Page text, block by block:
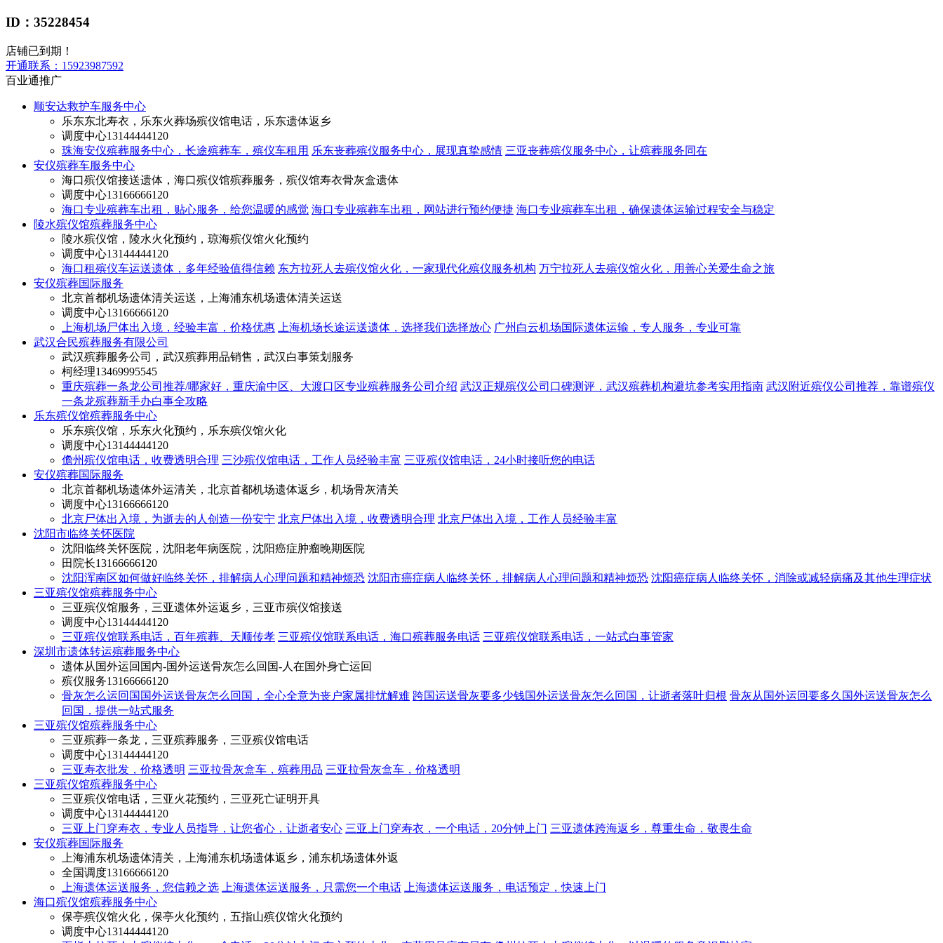
ID：35228454
店铺已到期！
开通联系： 15923987592
百业通推广
顺安达救护车服务中心
乐东东北寿衣，乐东火葬场殡仪馆电话，乐东遗体返乡
调度中心13144444120
珠海安仪殡葬服务中心，长途殡葬车，殡仪车租用 乐东丧葬殡仪服务中心，展现真挚感情 三亚丧葬殡仪服务中心，让殡葬服务同在
安仪殡葬车服务中心
海口殡仪馆接送遗体，海口殡仪馆殡葬服务，殡仪馆寿衣骨灰盒遗体
调度中心13166666120
海口专业殡葬车出租，贴心服务，给您温暖的感觉 海口专业殡葬车出租，网站进行预约便捷 海口专业殡葬车出租，确保遗体运输过程安全与稳定
陵水殡仪馆殡葬服务中心
陵水殡仪馆，陵水火化预约，琼海殡仪馆火化预约
调度中心13144444120
海口租殡仪车运送遗体，多年经验值得信赖 东方拉死人去殡仪馆火化，一家现代化殡仪服务机构 万宁拉死人去殡仪馆火化，用善心关爱生命之旅
安仪殡葬国际服务
北京首都机场遗体清关运送，上海浦东机场遗体清关运送
调度中心13166666120
上海机场尸体出入境，经验丰富，价格优惠 上海机场长途运送遗体，选择我们选择放心 广州白云机场国际遗体运输，专人服务，专业可靠
武汉合民殡葬服务有限公司
武汉殡葬服务公司，武汉殡葬用品销售，武汉白事策划服务
柯经理13469995545
重庆殡葬一条龙公司推荐/哪家好，重庆渝中区、大渡口区专业殡葬服务公司介绍 武汉正规殡仪公司口碑测评，武汉殡葬机构避坑参考实用指南 武汉附近殡仪公司推荐，靠谱殡仪
一条龙殡葬新手办白事全攻略
乐东殡仪馆殡葬服务中心
乐东殡仪馆，乐东火化预约，乐东殡仪馆火化
调度中心13144444120
儋州殡仪馆电话，收费透明合理 三沙殡仪馆电话，工作人员经验丰富 三亚殡仪馆电话，24小时接听您的电话
安仪殡葬国际服务
北京首都机场遗体外运清关，北京首都机场遗体返乡，机场骨灰清关
调度中心13166666120
北京尸体出入境，为逝去的人创造一份安宁 北京尸体出入境，收费透明合理 北京尸体出入境，工作人员经验丰富
沈阳市临终关怀医院
沈阳临终关怀医院，沈阳老年病医院，沈阳癌症肿瘤晚期医院
田院长13166666120
沈阳浑南区如何做好临终关怀，排解病人心理问题和精神烦恐 沈阳市癌症病人临终关怀，排解病人心理问题和精神烦恐 沈阳癌症病人临终关怀，消除或减轻病痛及其他生理症状
三亚殡仪馆殡葬服务中心
三亚殡仪馆服务，三亚遗体外运返乡，三亚市殡仪馆接送
调度中心13144444120
三亚殡仪馆联系电话，百年殡葬、天顺传孝 三亚殡仪馆联系电话，海口殡葬服务电话 三亚殡仪馆联系电话，一站式白事管家
深圳市遗体转运殡葬服务中心
遗体从国外运回国内-国外运送骨灰怎么回国-人在国外身亡运回
殡仪服务13166666120
骨灰怎么运回国国外运送骨灰怎么回国，全心全意为丧户家属排忧解难 跨国运送骨灰要多少钱国外运送骨灰怎么回国，让逝者落叶归根 骨灰从国外运回要多久国外运送骨灰怎么
回国，提供一站式服务
三亚殡仪馆殡葬服务中心
三亚殡葬一条龙，三亚殡葬服务，三亚殡仪馆电话
调度中心13144444120
三亚寿衣批发，价格透明 三亚拉骨灰盒车，殡葬用品 三亚拉骨灰盒车，价格透明
三亚殡仪馆殡葬服务中心
三亚殡仪馆电话，三亚火花预约，三亚死亡证明开具
调度中心13144444120
三亚上门穿寿衣，专业人员指导，让您省心，让逝者安心 三亚上门穿寿衣，一个电话，20分钟上门 三亚遗体跨海返乡，尊重生命，敬畏生命
安仪殡葬国际服务
上海浦东机场遗体清关，上海浦东机场遗体返乡，浦东机场遗体外返
全国调度13166666120
上海遗体运送服务，您信赖之选 上海遗体运送服务，只需您一个电话 上海遗体运送服务，电话预定，快速上门
海口殡仪馆殡葬服务中心
保亭殡仪馆火化，保亭火化预约，五指山殡仪馆火化预约
调度中心13144444120